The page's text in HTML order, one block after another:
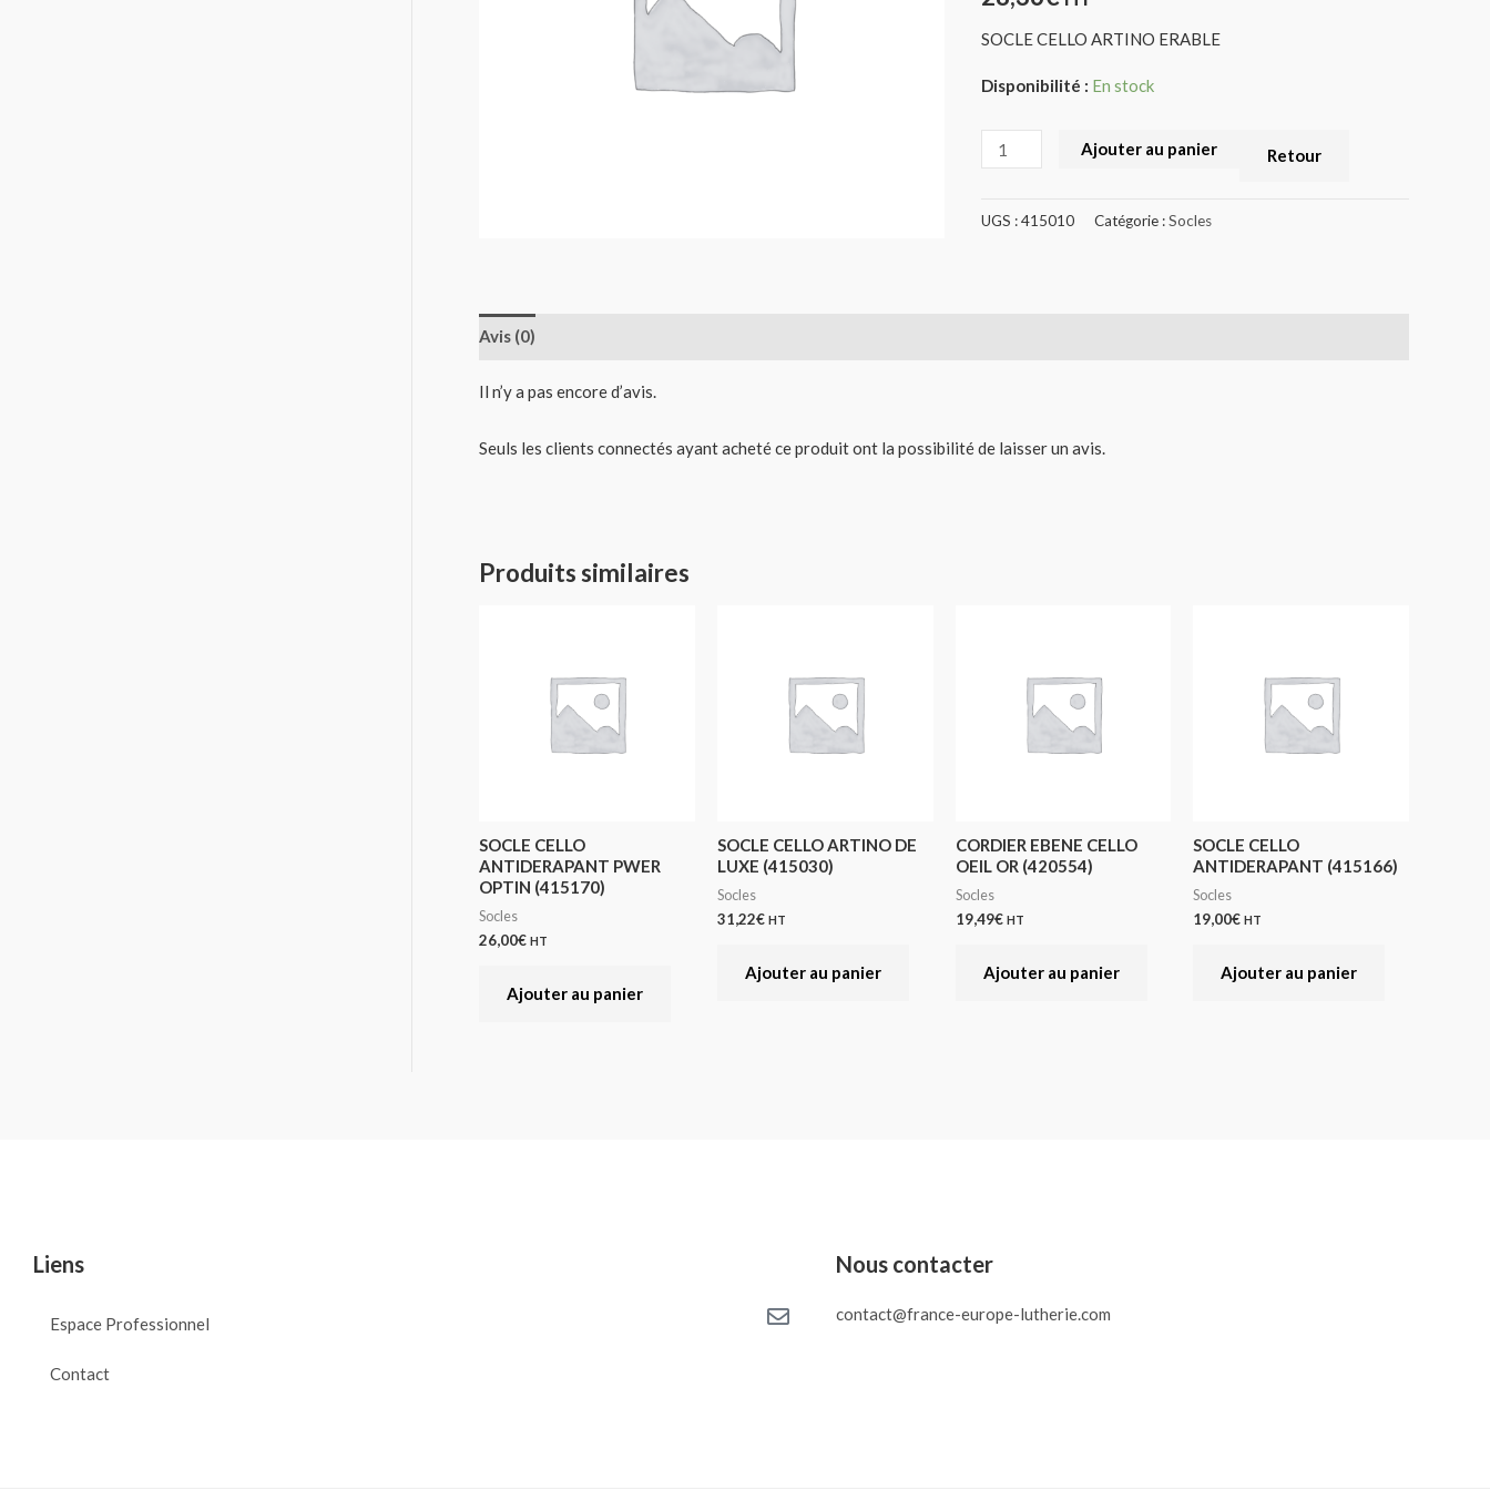
SOCLE CELLO ARTINO ERABLE
Disponibilité : En stock
Ajouter au panier Retour
UGS :415010 Catégorie :Socles
Avis (0)
Il n’y a pas encore d’avis.
Seuls les clients connectés ayant acheté ce produit ont la possibilité de laisser un avis.
Produits similaires
SOCLE CELLO
ANTIDERAPANT PWER
OPTIN (415170)
Socles
26,00€ HT
Ajouter au panier
SOCLE CELLO ARTINO DE
LUXE (415030)
Socles
31,22€ HT
Ajouter au panier
CORDIER EBENE CELLO
OEIL OR (420554)
Socles
19,49€ HT
Ajouter au panier
SOCLE CELLO
ANTIDERAPANT (415166)
Socles
19,00€ HT
Ajouter au panier
Liens
Espace Professionnel
Contact
Nous contacter
contact@france-europe-lutherie.com